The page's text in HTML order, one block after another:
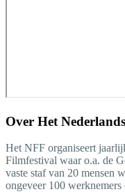
Over Het
Het NFF organiseert
Filmfestival waar o.a. de
vaste staf van 20 mensen
ongeveer 100